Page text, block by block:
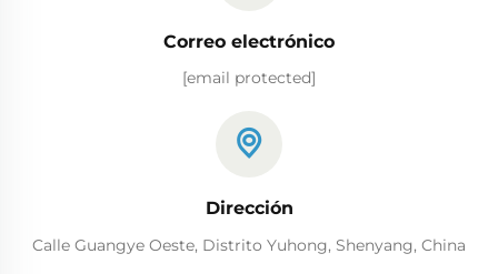
Correo electrónico
[email protected]
Dirección
Calle Guangye Oeste, Distrito Yuhong, Shenyang, China